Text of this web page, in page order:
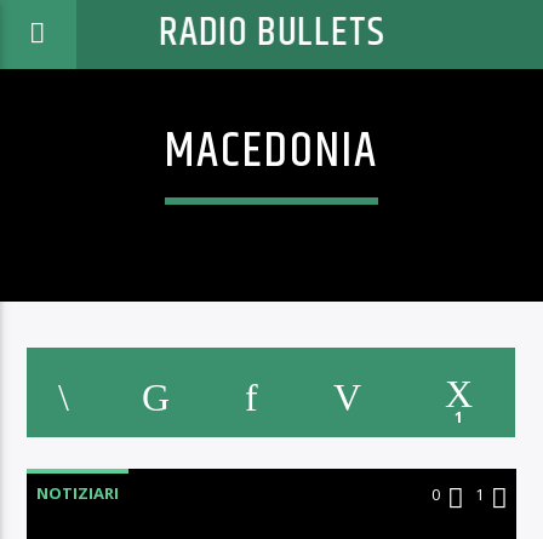
RADIO BULLETS
MACEDONIA
1
NOTIZIARI 0 1